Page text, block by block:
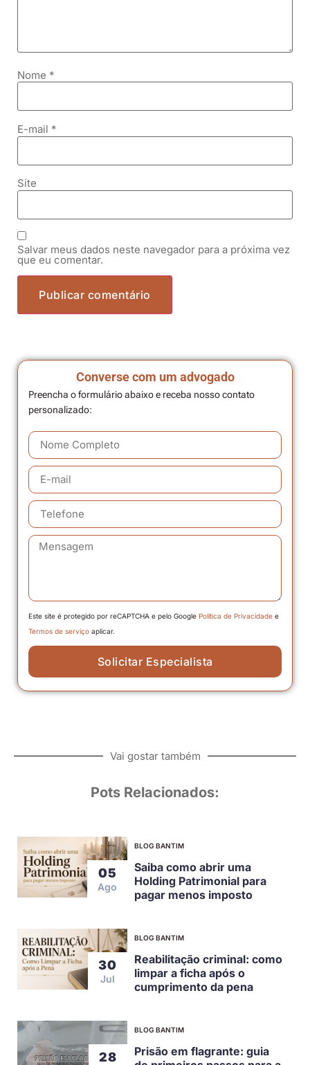
Nome *
E-mail *
Site
Salvar meus dados neste navegador para a próxima vez
que eu comentar.
Converse com um advogado
Preencha o formulário abaixo e receba nosso contato
personalizado:
Este site é protegido por reCAPTCHA e pelo Google Política de Privacidade e
Termos de serviço aplicar.
Solicitar Especialista
Vai gostar também
Pots Relacionados:
05
Ago
BLOG BANTIM
Saiba como abrir uma
Holding Patrimonial para
pagar menos imposto
30
Jul
BLOG BANTIM
Reabilitação criminal: como
limpar a ficha após o
cumprimento da pena
28
BLOG BANTIM
Prisão em flagrante: guia